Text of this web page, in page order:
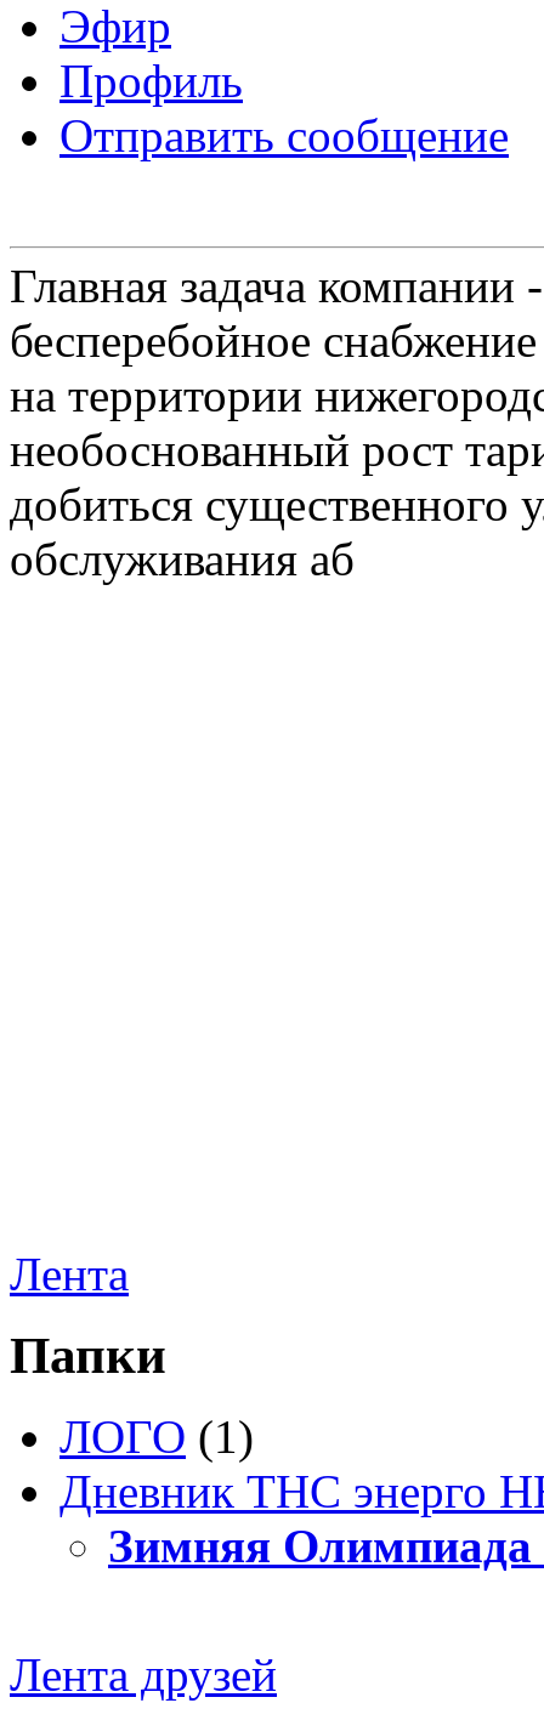
Эфир
Профиль
Отправить сообщение
Главная задача
бесперебойное
на территории
необоснованный рост
добиться существенного
обслуживания аб
Лента
Папки
ЛОГО (1)
Дневник ТНС энерго
Зимняя
Лента друзей